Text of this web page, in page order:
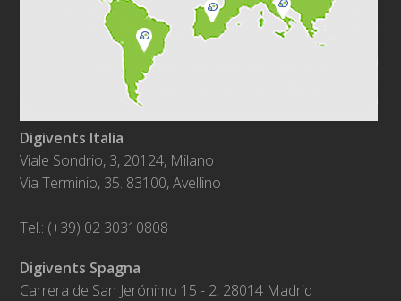
Digivents Italia
Viale Sondrio, 3, 20124, Milano
Via Terminio, 35. 83100, Avellino
Tel.: (+39) 02 30310808
Digivents Spagna
Carrera de San Jerónimo 15 - 2, 28014 Madrid